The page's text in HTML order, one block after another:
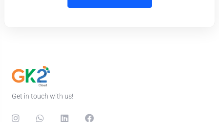
Get in touch with us!